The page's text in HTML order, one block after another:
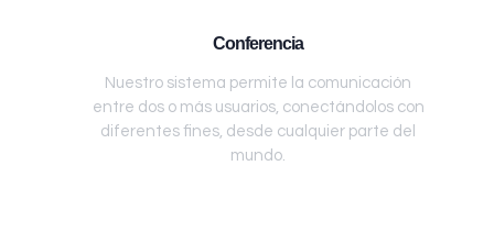
Conferencia
Nuestro sistema permite la comunicación
entre dos o más usuarios, conectándolos con
diferentes fines, desde cualquier parte del
mundo.